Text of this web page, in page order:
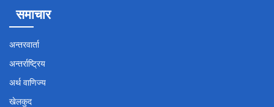
समाचार
अन्तरवार्ता
अन्तर्राष्ट्रिय
अर्थ वाणिज्य
खेलकुद